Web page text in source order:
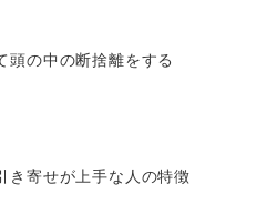
頭の中の断捨離をする
き寄せが上手な人の特徴